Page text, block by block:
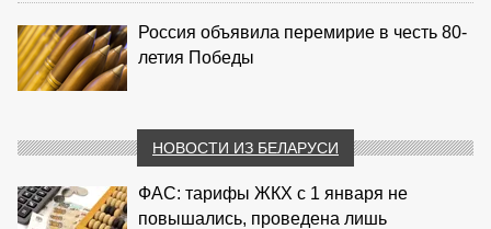
Россия объявила перемирие в честь 80-
летия Победы
НОВОСТИ ИЗ БЕЛАРУСИ
ФАС: тарифы ЖКХ с 1 января не
повышались, проведена лишь